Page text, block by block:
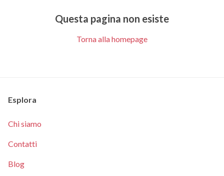
Questa pagina non esiste
Torna alla homepage
Esplora
Chi siamo
Contatti
Blog